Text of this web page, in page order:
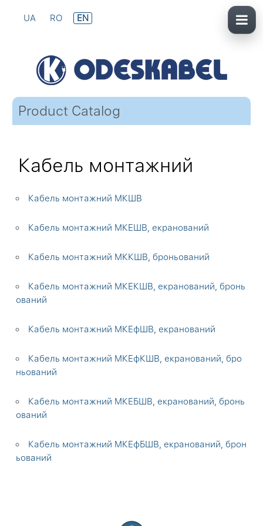
UA RO EN
Product Catalog
Кабель монтажний
Кабель монтажний МКШВ
Кабель монтажний МКЕШВ, екранований
Кабель монтажний МККШВ, броньований
Кабель монтажний МКЕКШВ, екранований, бронь
ований
Кабель монтажний МКЕфШВ, екранований
Кабель монтажний МКЕфКШВ, екранований, бро
ньований
Кабель монтажний МКЕБШВ, екранований, бронь
ований
Кабель монтажний МКЕфБШВ, екранований, брон
ьований